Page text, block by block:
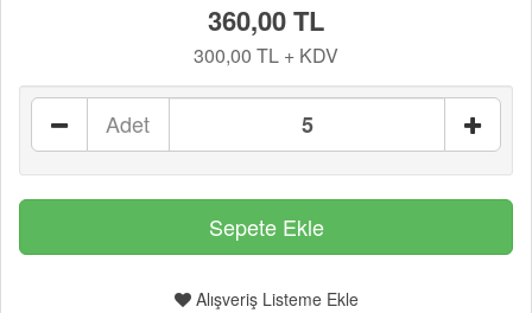
360,00 TL
300,00 TL + KDV
Adet
Alışveriş Listeme Ekle